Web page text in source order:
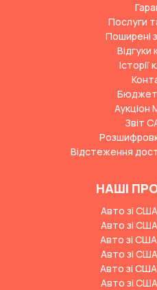
Послуги
Поширені
Відгуки
Історії
Аукціон
Звіт
Відстеження
НАШІ
Авто зі
Авто зі
Авто зі
Авто зі
Авто зі
Авто зі